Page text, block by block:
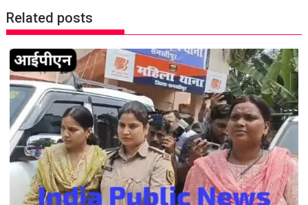
a
v
i
g
a
t
i
o
n
Related posts